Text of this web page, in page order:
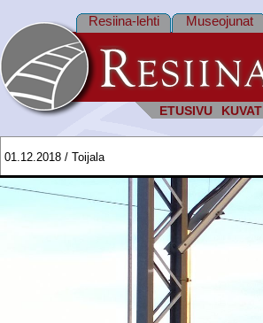
ETUSIVU KUVAT
Resiina-lehti Museojunat
01.12.2018 / Toijala